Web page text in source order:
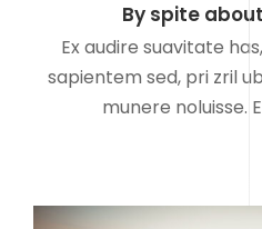
By spite
Ex audire suavitate
sapientem sed, pri zril
munere noluisse.